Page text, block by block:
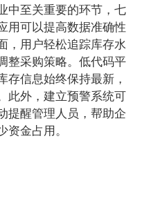
中至关重要的环节，七
用可以提高数据准确性
，用户轻松追踪库存水
整采购策略。低代码平
存信息始终保持最新，
此外，建立预警系统可
提醒管理人员，帮助企
金占用。